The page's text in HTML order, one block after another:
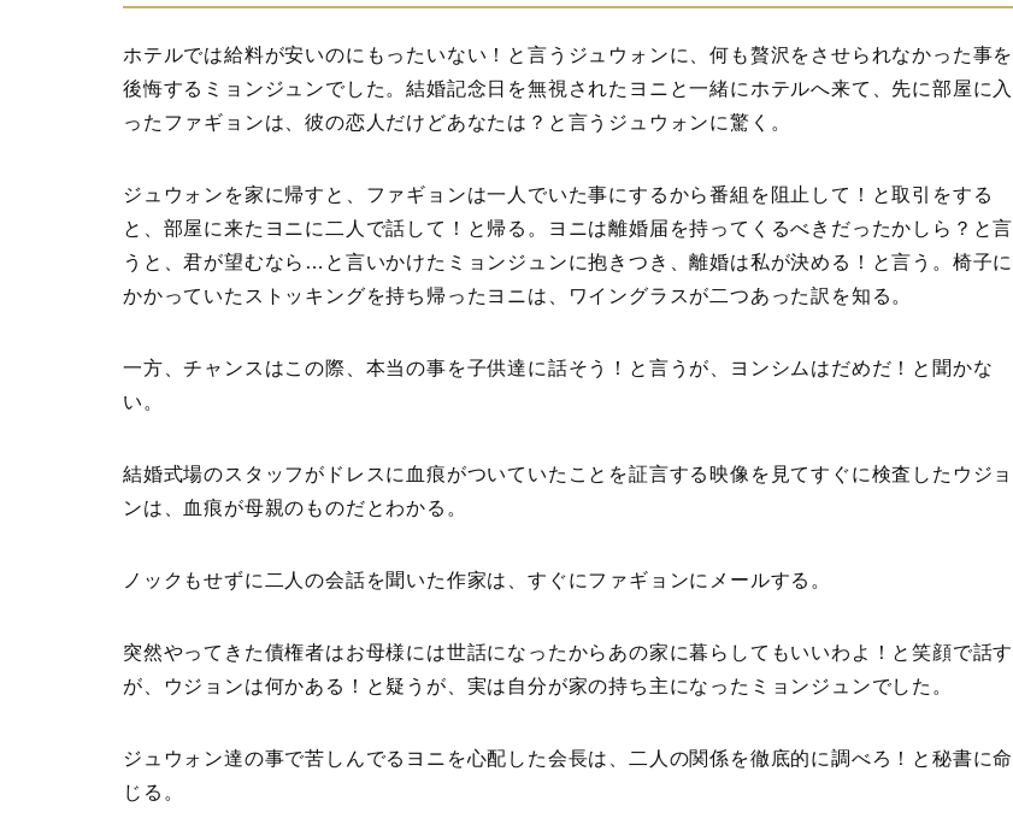
ホテルでは給料が安いのにもったいない！と言うジュウォンに、何も贅沢をさせられなかった事を
後悔するミョンジュンでした。結婚記念日を無視されたヨニと一緒にホテルへ来て、先に部屋に入
ったファギョンは、彼の恋人だけどあなたは？と言うジュウォンに驚く。
ジュウォンを家に帰すと、ファギョンは一人でいた事にするから番組を阻止して！と取引をする
と、部屋に来たヨニに二人で話して！と帰る。ヨニは離婚届を持ってくるべきだったかしら？と言
うと、君が望むなら…と言いかけたミョンジュンに抱きつき、離婚は私が決める！と言う。椅子に
かかっていたストッキングを持ち帰ったヨニは、ワイングラスが二つあった訳を知る。
一方、チャンスはこの際、本当の事を子供達に話そう！と言うが、ヨンシムはだめだ！と聞かな
い。
結婚式場のスタッフがドレスに血痕がついていたことを証言する映像を見てすぐに検査したウジョ
ンは、血痕が母親のものだとわかる。
ノックもせずに二人の会話を聞いた作家は、すぐにファギョンにメールする。
突然やってきた債権者はお母様には世話になったからあの家に暮らしてもいいわよ！と笑顔で話す
が、ウジョンは何かある！と疑うが、実は自分が家の持ち主になったミョンジュンでした。
ジュウォン達の事で苦しんでるヨニを心配した会長は、二人の関係を徹底的に調べろ！と秘書に命
じる。